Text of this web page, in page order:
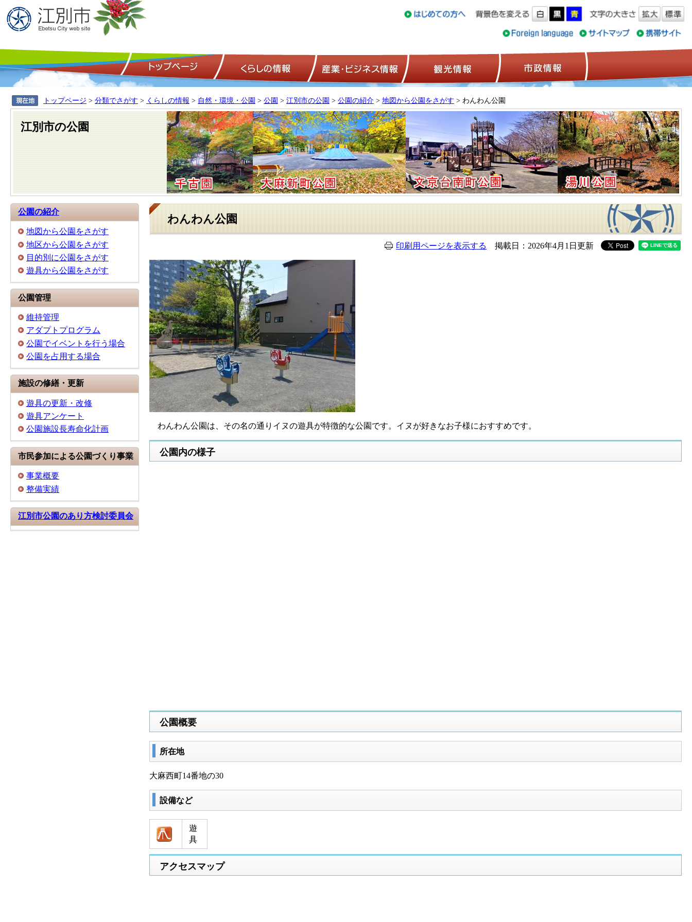
トップページ くらしの情報 産業・ビジネス情報 観光情報
トップページ > 分類でさがす > くらしの情報 > 自然・環境・公園 > 公園 > 江別市の公園 > 公園の紹介 > 地図から公園をさがす > わんわん公園
江別市の公園
公園の紹介
地図から公園をさがす
地区から公園をさがす
目的別に公園をさがす
遊具から公園をさがす
公園管理
維持管理
アダプトプログラム
公園でイベントを行う場合
公園を占用する場合
施設の修繕・更新
遊具の更新・改修
遊具アンケート
公園施設長寿命化計画
市民参加による公園づくり事業
事業概要
整備実績
江別市公園のあり方検討委員会
わんわん公園
印刷用ページを表示する 掲載日：2026年4月1日更新
わんわん公園は、その名の通りイヌの遊具が特徴的な公園です。イヌが好きなお子様におすすめです。
公園内の様子
公園概要
所在地
大麻西町14番地の30
設備など
遊
具
アクセスマップ​